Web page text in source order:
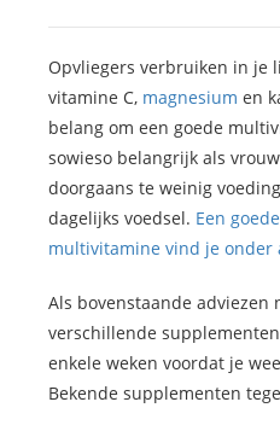
Opvliegers verbruiken in je
vitamine C, magnesium en
belang om een goede
sowieso belangrijk als
doorgaans te weinig
dagelijks voedsel. Een
multivitamine vind je onder
Als bovenstaande adviezen
verschillende
enkele weken voordat je
Bekende supplementen